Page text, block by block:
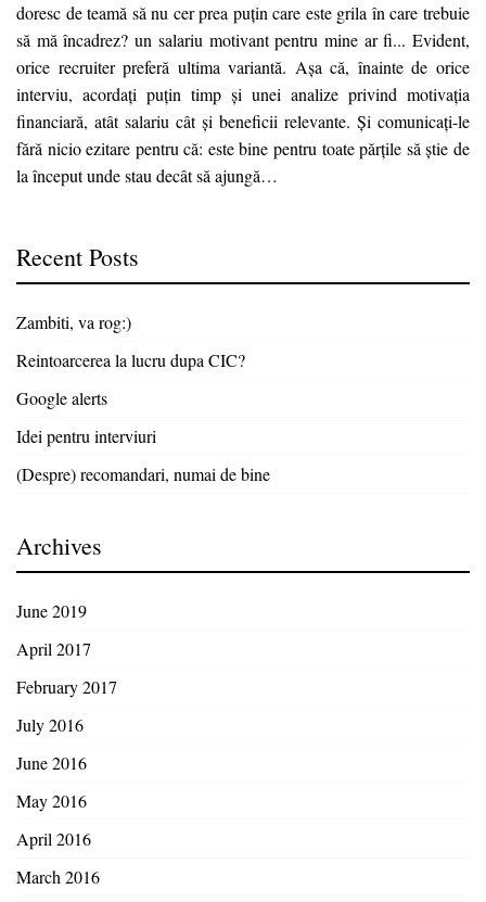
doresc de teamă să nu cer prea puțin care este grila în care trebuie
să mă încadrez? un salariu motivant pentru mine ar fi... Evident,
orice recruiter preferă ultima variantă. Așa că, înainte de orice
interviu, acordați puțin timp și unei analize privind motivația
financiară, atât salariu cât și beneficii relevante. Și comunicați-le
fără nicio ezitare pentru că: este bine pentru toate părțile să știe de
la început unde stau decât să ajungă…
Recent Posts
Zambiti, va rog:)
Reintoarcerea la lucru dupa CIC?
Google alerts
Idei pentru interviuri
(Despre) recomandari, numai de bine
Archives
June 2019
April 2017
February 2017
July 2016
June 2016
May 2016
April 2016
March 2016